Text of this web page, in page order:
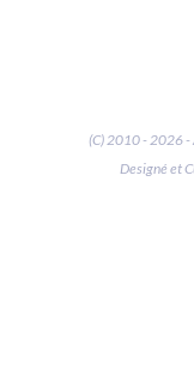
(C) 2010 - 2026 -
Designé et